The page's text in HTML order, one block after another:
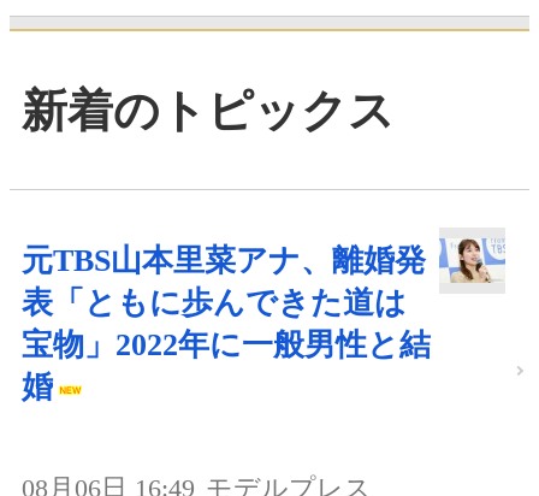
新着のトピックス
元TBS山本里菜アナ、離婚発
表「ともに歩んできた道は
宝物」2022年に一般男性と結
婚
08月06日 16:49 モデルプレス